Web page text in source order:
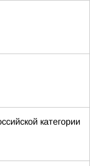
категории